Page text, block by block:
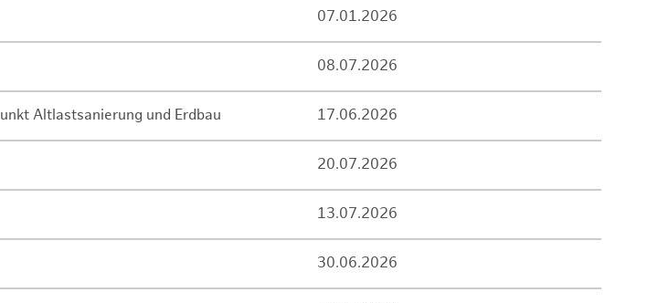
07.01.2026
08.07.2026
Altlastsanierung und Erdbau 17.06.2026
20.07.2026
13.07.2026
30.06.2026